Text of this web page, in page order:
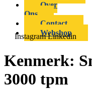
Over
Ons
Contact
Webshop
Instagram Linkedin
Kenmerk:
3000 tpm